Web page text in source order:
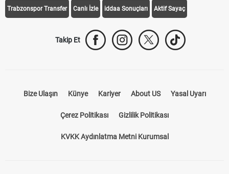
Trabzonspor Transfer Canlı İzle iddaa Sonuçları Aktif Sayaç
Takip Et
Bize Ulaşın Künye Kariyer About US Yasal Uyarı
Çerez Politikası Gizlilik Politikası
KVKK Aydınlatma Metni Kurumsal